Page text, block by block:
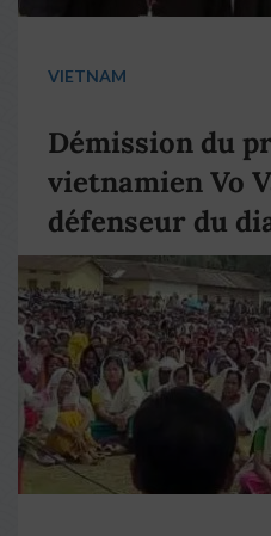
VIETNAM
Démission du
vietnamien Vo
défenseur du
pape François